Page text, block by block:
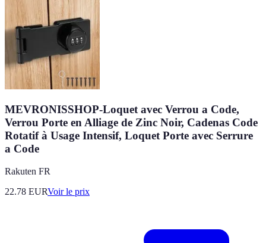
MEVRONISSHOP-Loquet avec Verrou a Code,
Verrou Porte en Alliage de Zinc Noir, Cadenas Code
Rotatif à Usage Intensif, Loquet Porte avec Serrure
a Code
Rakuten FR
22.78 EURVoir le prix